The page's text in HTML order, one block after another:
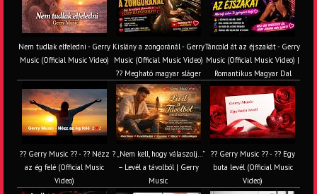
Nem tudlak elfeledni - Gerry
Music (Official Music Video)
Kislány a zongoránál - Gerry
Music (Official Music Video)
?? Megható magyar sláger
Táncold át az éjszakát - Gerry
Music (Official Music Video) |
Romantikus Magyar Dal
?? Gerry Music ?? - ?? Nézz
az ég felé (Official Music
Video)
? „Nem kell, hogy válaszolj…”
– Levél a távolból | Gerry
Music
?? Gerry Music ?? - ?? Egy
buta levél (Official Music
Video)